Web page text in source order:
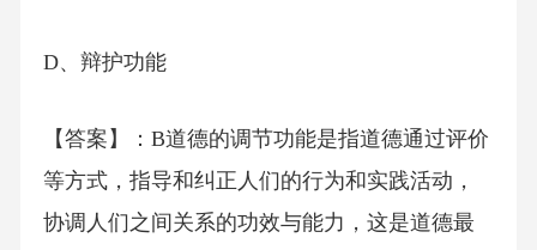
D、辩护功能
【答案】：B道德的调节功能是指道德通过评价
等方式，指导和纠正人们的行为和实践活动，
协调人们之间关系的功效与能力，这是道德最